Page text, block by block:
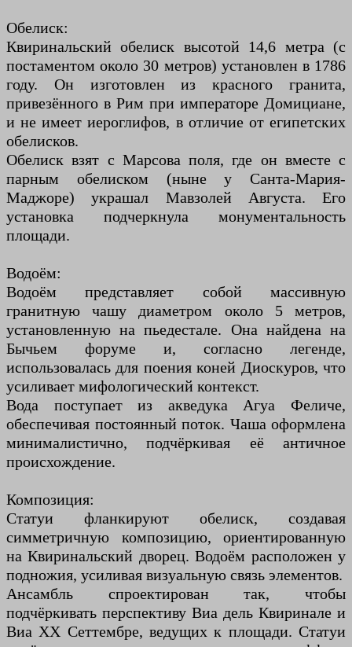
Обелиск:
Квиринальский обелиск высотой 14,6 метра (с
постаментом около 30 метров) установлен в 1786
году. Он изготовлен из красного гранита,
привезённого в Рим при императоре Домициане,
и не имеет иероглифов, в отличие от египетских
обелисков.
Обелиск взят с Марсова поля, где он вместе с
парным обелиском (ныне у Санта-Мария-
Маджоре) украшал Мавзолей Августа. Его
установка подчеркнула монументальность
площади.
Водоём:
Водоём представляет собой массивную
гранитную чашу диаметром около 5 метров,
установленную на пьедестале. Она найдена на
Бычьем форуме и, согласно легенде,
использовалась для поения коней Диоскуров, что
усиливает мифологический контекст.
Вода поступает из акведука Агуа Феличе,
обеспечивая постоянный поток. Чаша оформлена
минималистично, подчёркивая её античное
происхождение.
Композиция:
Статуи фланкируют обелиск, создавая
симметричную композицию, ориентированную
на Квиринальский дворец. Водоём расположен у
подножия, усиливая визуальную связь элементов.
Ансамбль спроектирован так, чтобы
подчёркивать перспективу Виа дель Квиринале и
Виа XX Сеттембре, ведущих к площади. Статуи